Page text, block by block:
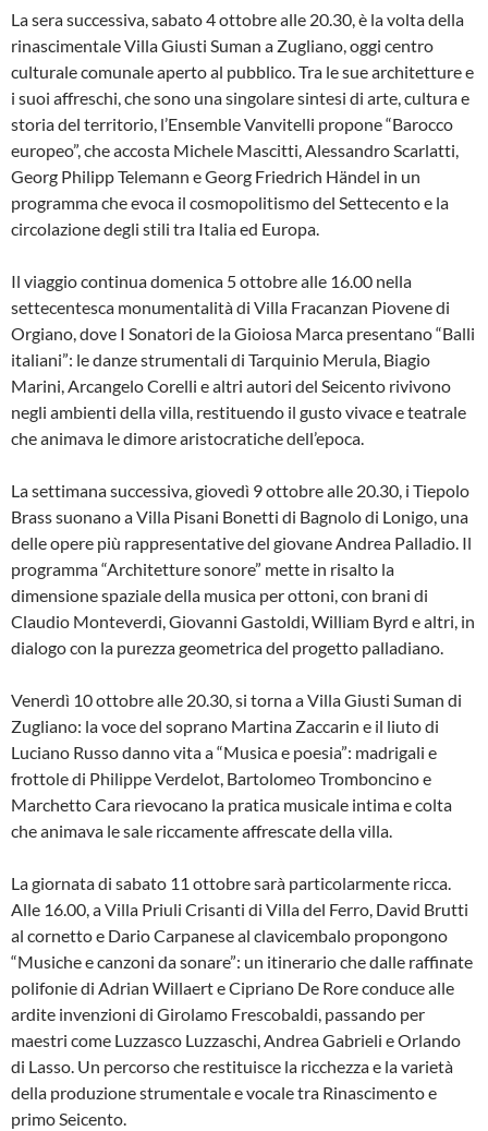
La sera successiva, sabato 4 ottobre alle 20.30, è la volta della
rinascimentale Villa Giusti Suman a Zugliano, oggi centro
culturale comunale aperto al pubblico. Tra le sue architetture e
i suoi affreschi, che sono una singolare sintesi di arte, cultura e
storia del territorio, l’Ensemble Vanvitelli propone “Barocco
europeo”, che accosta Michele Mascitti, Alessandro Scarlatti,
Georg Philipp Telemann e Georg Friedrich Händel in un
programma che evoca il cosmopolitismo del Settecento e la
circolazione degli stili tra Italia ed Europa.
Il viaggio continua domenica 5 ottobre alle 16.00 nella
settecentesca monumentalità di Villa Fracanzan Piovene di
Orgiano, dove I Sonatori de la Gioiosa Marca presentano “Balli
italiani”: le danze strumentali di Tarquinio Merula, Biagio
Marini, Arcangelo Corelli e altri autori del Seicento rivivono
negli ambienti della villa, restituendo il gusto vivace e teatrale
che animava le dimore aristocratiche dell’epoca.
La settimana successiva, giovedì 9 ottobre alle 20.30, i Tiepolo
Brass suonano a Villa Pisani Bonetti di Bagnolo di Lonigo, una
delle opere più rappresentative del giovane Andrea Palladio. Il
programma “Architetture sonore” mette in risalto la
dimensione spaziale della musica per ottoni, con brani di
Claudio Monteverdi, Giovanni Gastoldi, William Byrd e altri, in
dialogo con la purezza geometrica del progetto palladiano.
Venerdì 10 ottobre alle 20.30, si torna a Villa Giusti Suman di
Zugliano: la voce del soprano Martina Zaccarin e il liuto di
Luciano Russo danno vita a “Musica e poesia”: madrigali e
frottole di Philippe Verdelot, Bartolomeo Tromboncino e
Marchetto Cara rievocano la pratica musicale intima e colta
che animava le sale riccamente affrescate della villa.
La giornata di sabato 11 ottobre sarà particolarmente ricca.
Alle 16.00, a Villa Priuli Crisanti di Villa del Ferro, David Brutti
al cornetto e Dario Carpanese al clavicembalo propongono
“Musiche e canzoni da sonare”: un itinerario che dalle raffinate
polifonie di Adrian Willaert e Cipriano De Rore conduce alle
ardite invenzioni di Girolamo Frescobaldi, passando per
maestri come Luzzasco Luzzaschi, Andrea Gabrieli e Orlando
di Lasso. Un percorso che restituisce la ricchezza e la varietà
della produzione strumentale e vocale tra Rinascimento e
primo Seicento.